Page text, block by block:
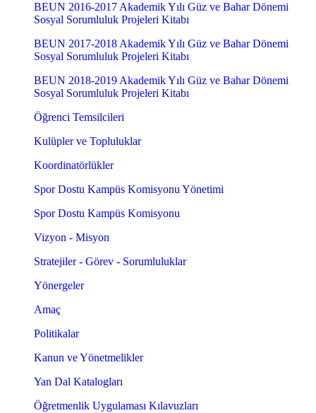
BEUN 2016-2017 Akademik Yılı Güz ve Bahar Dönemi
Sosyal Sorumluluk Projeleri Kitabı
BEUN 2017-2018 Akademik Yılı Güz ve Bahar Dönemi
Sosyal Sorumluluk Projeleri Kitabı
BEUN 2018-2019 Akademik Yılı Güz ve Bahar Dönemi
Sosyal Sorumluluk Projeleri Kitabı
Öğrenci Temsilcileri
Kulüpler ve Topluluklar
Koordinatörlükler
Spor Dostu Kampüs Komisyonu Yönetimi
Spor Dostu Kampüs Komisyonu
Vizyon - Misyon
Stratejiler - Görev - Sorumluluklar
Yönergeler
Amaç
Politikalar
Kanun ve Yönetmelikler
Yan Dal Katalogları
Öğretmenlik Uygulaması Kılavuzları